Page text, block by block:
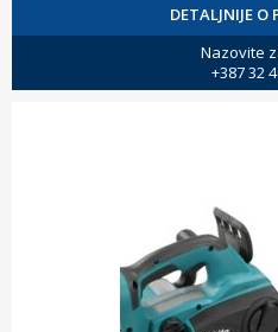
DETALJNIJE O
Nazovite
+387 32